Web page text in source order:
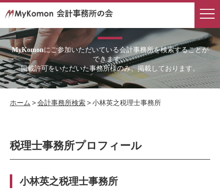
MyKomonにご参加いただいている会計事務所を検索することが
できます。
掲載許可をいただいた事務所様のみ、掲載しております。
ホーム >会計事務所検索>小林英之税理士事務所
税理士事務所プロフィール
小林英之税理士事務所